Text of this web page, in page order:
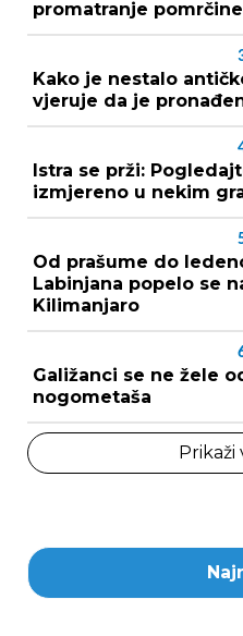
promatranje
Kako je nestalo
vjeruje da je
Istra se prži:
izmjereno u nekim
Od prašume do
Labinjana popelo se
Kilimanjaro
Galižanci se ne žele
nogometaša
Prikaži